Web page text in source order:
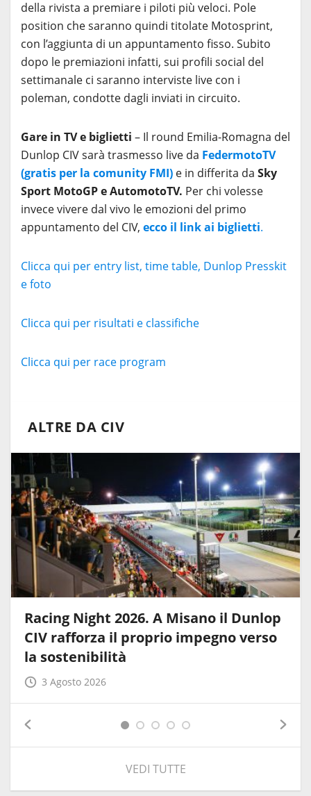
della rivista a premiare i piloti più veloci. Pole
position che saranno quindi titolate Motosprint,
con l’aggiunta di un appuntamento fisso. Subito
dopo le premiazioni infatti, sui profili social del
settimanale ci saranno interviste live con i
poleman, condotte dagli inviati in circuito.
Gare in TV e biglietti – Il round Emilia-Romagna del
Dunlop CIV sarà trasmesso live da FedermotoTV
(gratis per la comunity FMI) e in differita da Sky
Sport MotoGP e AutomotoTV. Per chi volesse
invece vivere dal vivo le emozioni del primo
appuntamento del CIV, ecco il link ai biglietti.
Clicca qui per entry list, time table, Dunlop Presskit
e foto
Clicca qui per risultati e classifiche
Clicca qui per race program
ALTRE DA CIV
Racing Night 2026. A Misano il Dunlop
CIV rafforza il proprio impegno verso
la sostenibilità
3 Agosto 2026
VEDI TUTTE